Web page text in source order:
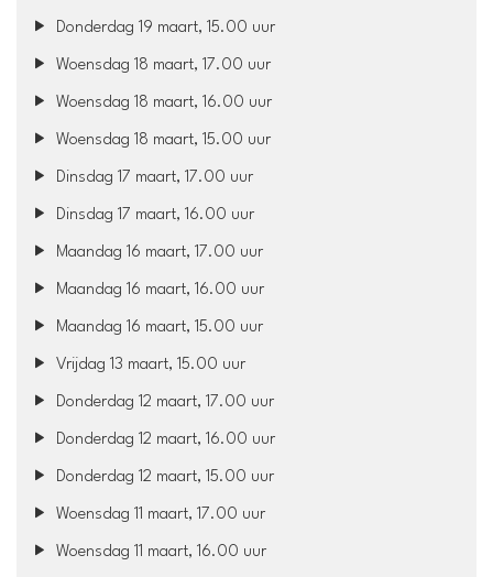
Donderdag 19 maart, 15.00 uur
Woensdag 18 maart, 17.00 uur
Woensdag 18 maart, 16.00 uur
Woensdag 18 maart, 15.00 uur
Dinsdag 17 maart, 17.00 uur
Dinsdag 17 maart, 16.00 uur
Maandag 16 maart, 17.00 uur
Maandag 16 maart, 16.00 uur
Maandag 16 maart, 15.00 uur
Vrijdag 13 maart, 15.00 uur
Donderdag 12 maart, 17.00 uur
Donderdag 12 maart, 16.00 uur
Donderdag 12 maart, 15.00 uur
Woensdag 11 maart, 17.00 uur
Woensdag 11 maart, 16.00 uur